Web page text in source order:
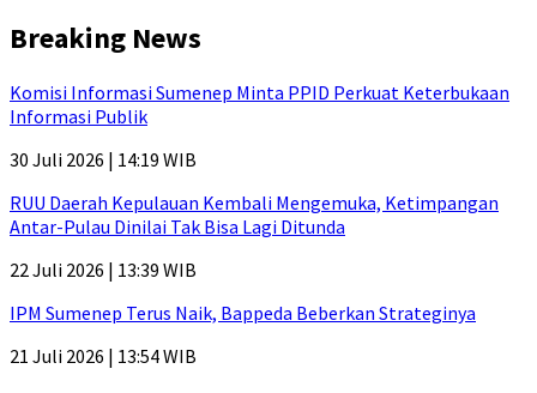
Breaking News
Komisi Informasi Sumenep Minta PPID Perkuat Keterbukaan
Informasi Publik
30 Juli 2026 | 14:19 WIB
RUU Daerah Kepulauan Kembali Mengemuka, Ketimpangan
Antar-Pulau Dinilai Tak Bisa Lagi Ditunda
22 Juli 2026 | 13:39 WIB
IPM Sumenep Terus Naik, Bappeda Beberkan Strateginya
21 Juli 2026 | 13:54 WIB